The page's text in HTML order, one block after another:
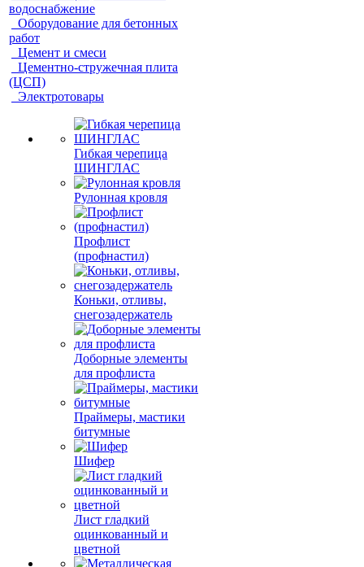
водоснабжение
Оборудование для бетонных
работ
Цемент и смеси
Цементно-стружечная плита
(ЦСП)
Электротовары
Гибкая черепица
ШИНГЛАС
Рулонная кровля
Профлист
(профнастил)
Коньки, отливы,
снегозадержатель
Доборные элементы
для профлиста
Праймеры, мастики
битумные
Шифер
Лист гладкий
оцинкованный и
цветной